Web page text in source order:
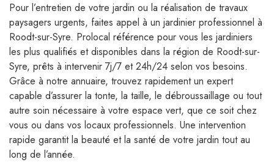
Pour l’entretien de votre jardin ou la réalisation de travaux
paysagers urgents, faites appel à un jardinier professionnel à
Roodt-sur-Syre. Prolocal référence pour vous les jardiniers
les plus qualifiés et disponibles dans la région de Roodt-sur-
Syre, prêts à intervenir 7j/7 et 24h/24 selon vos besoins.
Grâce à notre annuaire, trouvez rapidement un expert
capable d’assurer la tonte, la taille, le débroussaillage ou tout
autre soin nécessaire à votre espace vert, que ce soit chez
vous ou dans vos locaux professionnels. Une intervention
rapide garantit la beauté et la santé de votre jardin tout au
long de l’année.